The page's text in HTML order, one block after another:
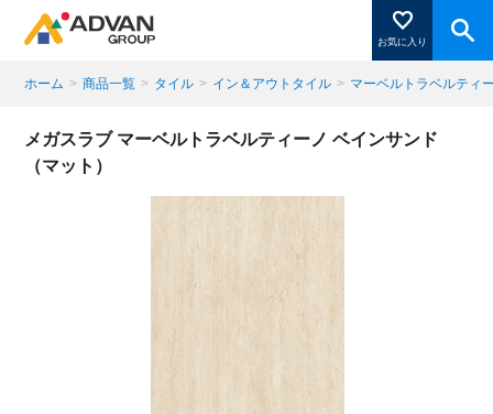
お気に入り
商品ページにある「お気に入り登録」を押すと登録した
商品がここに表示されます。
ホーム > 商品一覧 > タイル > イン＆アウトタイル > マーベルトラベルティ
メガスラブ マーベルトラベルティーノ ベインサンド
（マット）